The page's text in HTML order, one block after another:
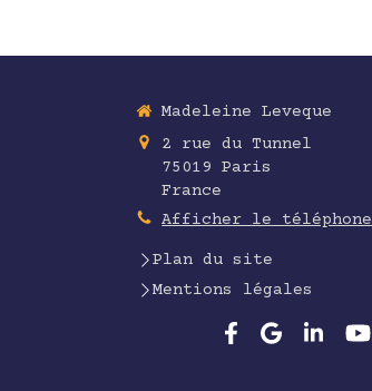
Madeleine Leveque
2 rue du Tunnel
75019
Paris
France
Afficher le téléphone
Plan du site
Mentions légales